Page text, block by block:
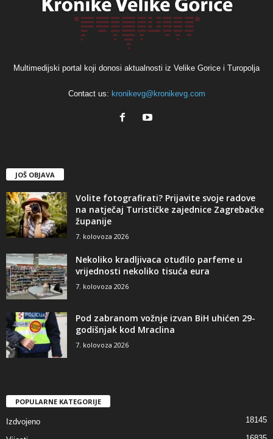
Multimedijski portal koji donosi aktualnosti iz Velike Gorice i Turopolja
Contact us: kronikevg@kronikevg.com
JOŠ OBJAVA
Volite fotografirati? Prijavite svoje radove
na natječaj Turističke zajednice Zagrebačke
županije
7. kolovoza 2026
Nekoliko kradljivaca otuđilo parfeme u
vrijednosti nekoliko tisuća eura
7. kolovoza 2026
Pod zabranom vožnje izvan BiH uhićen 29-
godišnjak kod Mraclina
7. kolovoza 2026
POPULARNE KATEGORIJE
Izdvojeno 18145